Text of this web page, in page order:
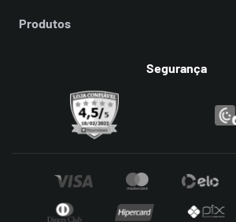
Produtos
Segurança